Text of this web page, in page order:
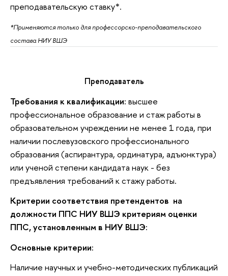
преподавательскую ставку*.
*Применяются только для профессорско-преподавательского
состава НИУ ВШЭ
Преподаватель
Требования к квалификации: высшее
профессиональное образование и стаж работы в
образовательном учреждении не менее 1 года, при
наличии послевузовского профессионального
образования (аспирантура, ординатура, адъюнктура)
или ученой степени кандидата наук - без
предъявления требований к стажу работы.
Критерии соответствия претендентов на
должности ППС НИУ ВШЭ критериям оценки
ППС, установленным в НИУ ВШЭ:
Основные критерии:
Наличие научных и учебно-методических публикаций